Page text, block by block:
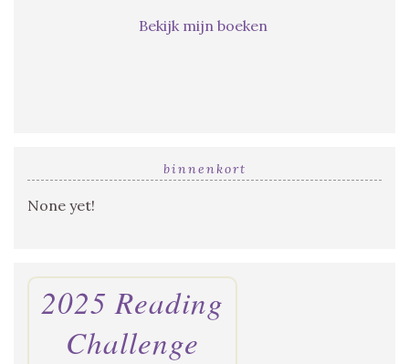
Bekijk mijn boeken
binnenkort
None yet!
2025 Reading
Challenge